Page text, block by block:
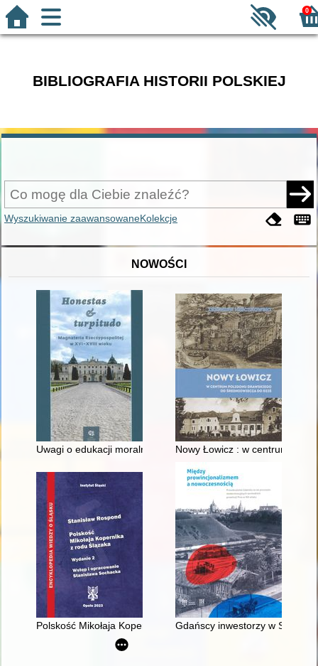
0
BIBLIOGRAFIA HISTORII POLSKIEJ
Wyszukiwanie zaawansowaneKolekcje
NOWOŚCI
Uwagi o edukacji moralnej synów szlacheckich w XVI-
Nowy Łowicz : w centrum
Polskość Mikołaja Kopernika z rodu Ślązaka
Gdańscy inwestorzy w